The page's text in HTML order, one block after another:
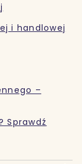
i handlowej
–
Sprawdź